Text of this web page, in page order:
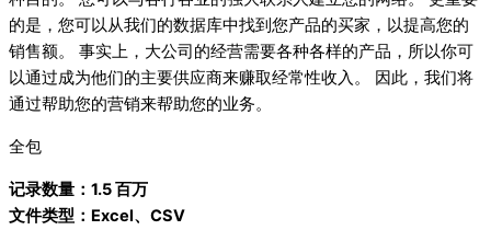
的是，您可以从我们的数据库中找到您产品的买家，以提高您的
销售额。 事实上，大公司的经营需要各种各样的产品，所以你可
以通过成为他们的主要供应商来赚取经常性收入。 因此，我们将
通过帮助您的营销来帮助您的业务。
全包
记录数量：1.5 百万
文件类型：Excel、CSV